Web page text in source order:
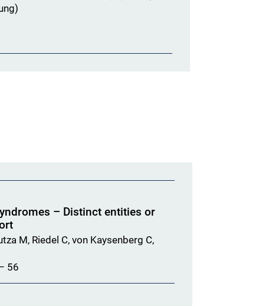
– Distinct entities or
M, Riedel C, von Kaysenberg C,
56